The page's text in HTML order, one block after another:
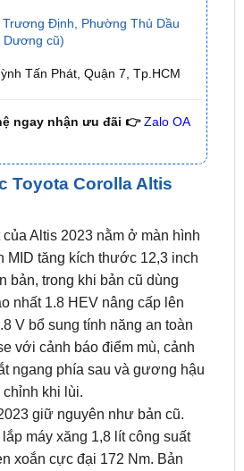
Tấn Phát, Quận 7, Tp.HCM
ngay nhận ưu đãi 👉 Zalo OA
Toyota Corolla Altis
Altis 2023 nằm ở màn hình
MID tăng kích thước 12,3 inch
bản, trong khi bản cũ dùng
nhất 1.8 HEV nâng cấp lên
V bổ sung tính năng an toàn
với cảnh báo điểm mù, cảnh
ngang phía sau và gương hậu
khi lùi.
giữ nguyên như bản cũ.
máy xăng 1,8 lít công suất
xoắn cực đại 172 Nm. Bản
máy xăng 1.8 (97 mã lực, 142
(71 mã lực, 163 Nm). Cả 3